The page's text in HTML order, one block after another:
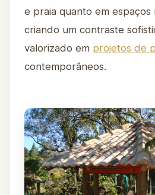
e praia quanto em espaços
criando um contraste
valorizado em projetos de
contemporâneos.